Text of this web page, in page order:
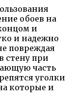
обоев на
и
и надежно
повреждая
стену при
часть
уголки
которые и